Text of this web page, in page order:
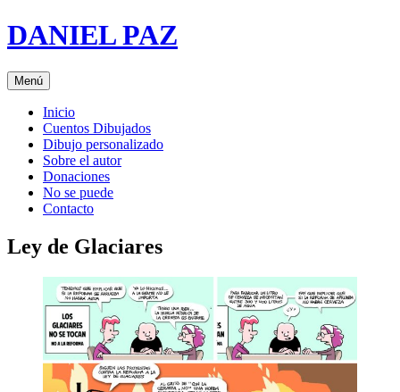
Saltar
al
DANIEL PAZ
Menú
Inicio
Cuentos Dibujados
Dibujo personalizado
Sobre el autor
Donaciones
No se puede
Contacto
Ley de Glaciares